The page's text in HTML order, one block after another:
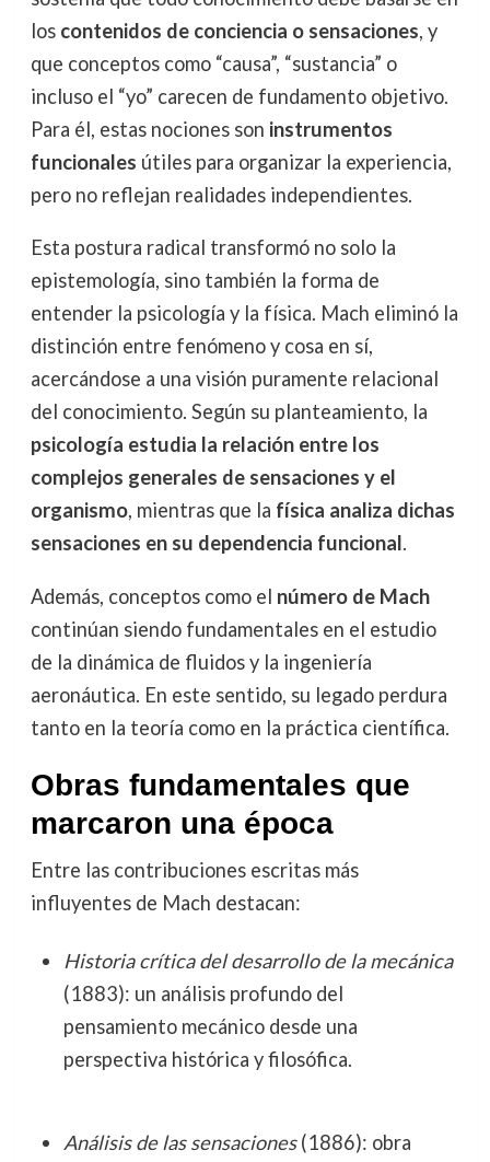
los contenidos de conciencia o sensaciones, y
que conceptos como “causa”, “sustancia” o
incluso el “yo” carecen de fundamento objetivo.
Para él, estas nociones son instrumentos
funcionales útiles para organizar la experiencia,
pero no reflejan realidades independientes.
Esta postura radical transformó no solo la
epistemología, sino también la forma de
entender la psicología y la física. Mach eliminó la
distinción entre fenómeno y cosa en sí,
acercándose a una visión puramente relacional
del conocimiento. Según su planteamiento, la
psicología estudia la relación entre los
complejos generales de sensaciones y el
organismo, mientras que la física analiza dichas
sensaciones en su dependencia funcional.
Además, conceptos como el número de Mach
continúan siendo fundamentales en el estudio
de la dinámica de fluidos y la ingeniería
aeronáutica. En este sentido, su legado perdura
tanto en la teoría como en la práctica científica.
Obras fundamentales que
marcaron una época
Entre las contribuciones escritas más
influyentes de Mach destacan:
Historia crítica del desarrollo de la mecánica
(1883): un análisis profundo del
pensamiento mecánico desde una
perspectiva histórica y filosófica.
Análisis de las sensaciones(1886): obra